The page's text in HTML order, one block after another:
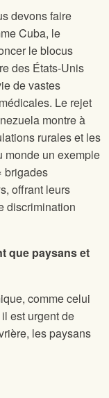
devons faire
Cuba, le
le blocus
des États-Unis
de vastes
Le rejet
montre à
rurales et les
monde un exemple
brigades
offrant leurs
discrimination
que paysans et
comme celui
est urgent de
les paysans